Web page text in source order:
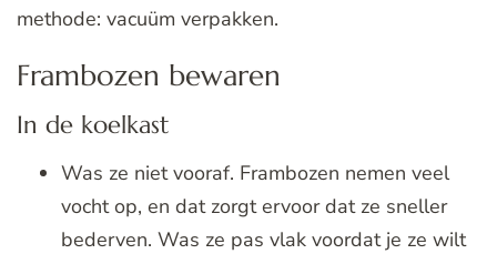
methode: vacuüm verpakken.
Frambozen bewaren
In de koelkast
Was ze niet vooraf. Frambozen nemen veel
vocht op, en dat zorgt ervoor dat ze sneller
bederven. Was ze pas vlak voordat je ze wilt